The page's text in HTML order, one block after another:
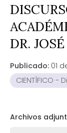
DR.
Publicado: 01
CIENTÍFICO -
Archivos